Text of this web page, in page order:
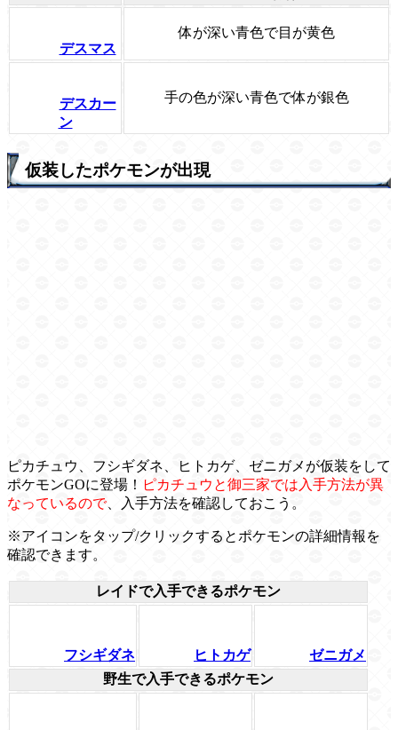
デスマス
体が深い青色で目が黄色
デスカー
ン
手の色が深い青色で体が銀色
仮装したポケモンが出現
ピカチュウ、フシギダネ、ヒトカゲ、ゼニガメが仮装をして
ポケモンGOに登場！ ピカチュウと御三家では入手方法が異
なっているので、入手方法を確認しておこう。
※アイコンをタップ/クリックするとポケモンの詳細情報を
確認できます。
レイドで入手できるポケモン
フシギダネ ヒトカゲ
ゼニガメ
野生で入手できるポケモン